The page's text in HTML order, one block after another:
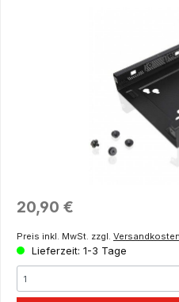
Regulärer Preis:
20,90 €
Preis inkl. MwSt. zzgl. Versandkosten
Lieferzeit: 1-3 Tage